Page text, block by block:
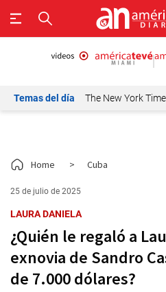
Temas del día The New York
Home > Cuba
25 de julio de 2025
LAURA DANIELA
¿Quién le regaló a
exnovia de Sandro
de 7.000 dólares?